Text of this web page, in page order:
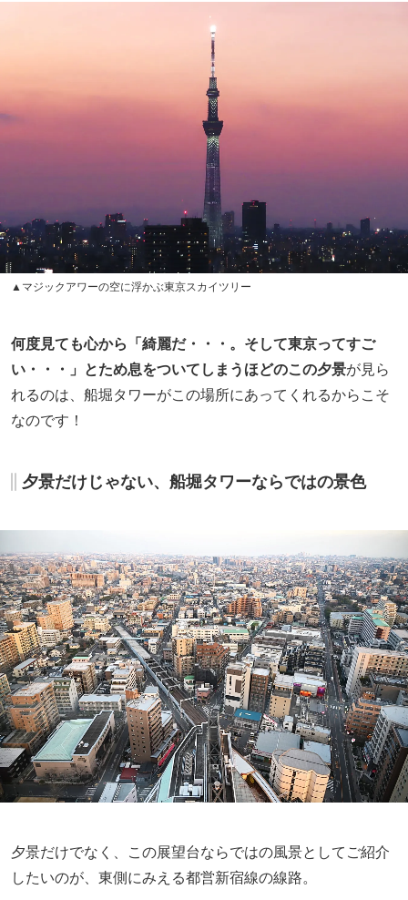
▲マジックアワーの空に浮かぶ東京スカイツリー
何度見ても心から「綺麗だ・・・。そして東京ってすご
い・・・」とため息をついてしまうほどのこの夕景が見ら
れるのは、船堀タワーがこの場所にあってくれるからこそ
なのです！
夕景だけじゃない、船堀タワーならではの景色
夕景だけでなく、この展望台ならではの風景としてご紹介
したいのが、東側にみえる都営新宿線の線路。